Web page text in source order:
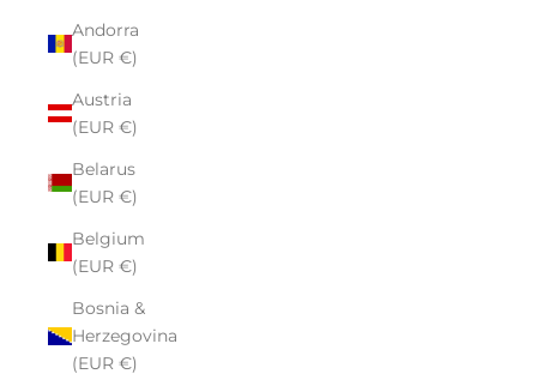
Andorra
(EUR €)
Austria
(EUR €)
Belarus
(EUR €)
Belgium
(EUR €)
Bosnia &
Herzegovina
(EUR €)